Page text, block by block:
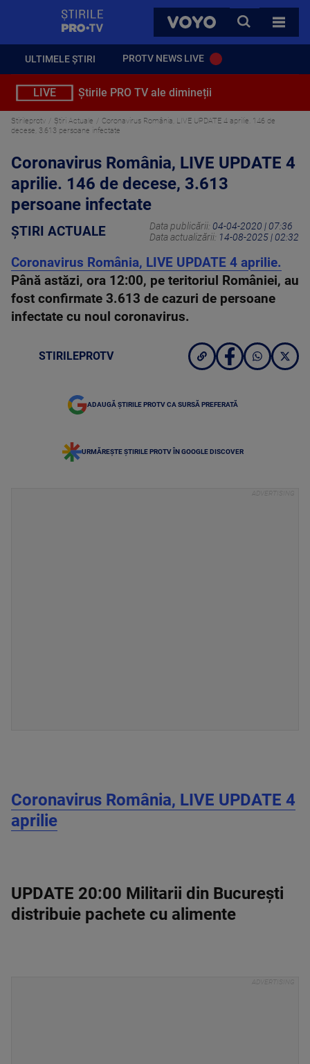
VOYO
CAUTA
TOATE
ULTIMELE ȘTIRI PROTV NEWS LIVE
LIVE Știrile PRO TV ale dimineții
Stirileprotv Știri Actuale
Coronavirus România, LIVE UPDATE 4 aprilie. 146 de
decese, 3.613 persoane infectate
Coronavirus România, LIVE UPDATE 4
aprilie. 146 de decese, 3.613
persoane infectate
ȘTIRI ACTUALE Data publicării: 04-04-2020 | 07:36
Data actualizării: 14-08-2025 | 02:32
Coronavirus România, LIVE UPDATE 4 aprilie.
Până astăzi, ora 12:00, pe teritoriul României, au
fost confirmate 3.613 de cazuri de persoane
infectate cu noul coronavirus.
STIRILEPROTV
ADAUGĂ ȘTIRILE PROTV CA SURSĂ PREFERATĂ
URMĂREȘTE ȘTIRILE PROTV ÎN GOOGLE DISCOVER
Coronavirus România, LIVE UPDATE 4
aprilie
UPDATE 20:00 Militarii din București
distribuie pachete cu alimente